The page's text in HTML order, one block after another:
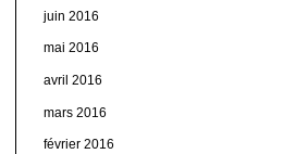
juin 2016
mai 2016
avril 2016
mars 2016
février 2016